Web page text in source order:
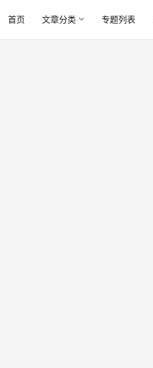
首页 文章分类 专题列表